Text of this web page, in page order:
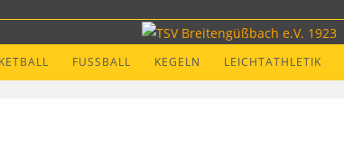
FUSSBALL KEGELN LEICHTATHLETIK